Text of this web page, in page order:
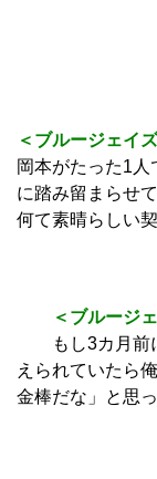
＜ブルージェイ
岡本がたった1
に踏み留まらせ
何て素晴らしい
＜ブルージェ
もし3カ月前に
えられていたら
金棒だな」と思